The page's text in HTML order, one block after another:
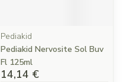
Pediakid
Pediakid Nervosite Sol Buv
Fl 125ml
14,14 €